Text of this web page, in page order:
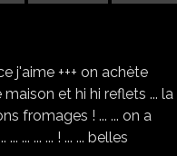
j'aime +++ on achète
et hi hi reflets ... la
fromages ! ... ... on a
... ... ... ! ... ... belles